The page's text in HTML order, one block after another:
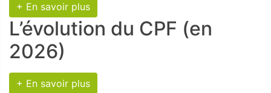
+ En savoir plus
L’évolution du CPF (en
2026)
+ En savoir plus